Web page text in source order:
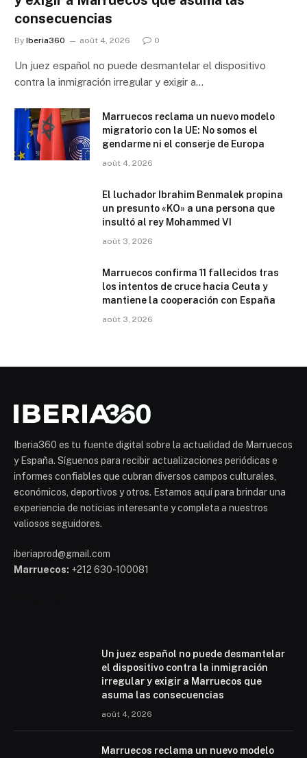
consecuencias
By Iberia360 août 4, 2026 0
Un juez español no puede desmantelar el dispositivo
contra la inmigración irregular y exigir a…
Marruecos reclama un nuevo modelo
migratorio con la UE: No somos el
gendarme ni el conserje de Europa
août 4, 2026
El luchador Ibrahim Benmalek propina
un presunto «KO» a una persona que
insultó al rey Mohammed VI
août 3, 2026
Marruecos confirma 11 fallecidos tras
los intentos de cruce hacia Ceuta y
mantiene la cooperación con España
août 3, 2026
Iberia360 es tu fuente digital sobre la actualidad de Marruecos
y España. Síguenos para recibir actualizaciones periódicas e
informes confiables que cubran diversos campos culturales,
económicos, deportivos y otros. Estamos aquí para brindar una
experiencia de noticias interesante y completa a nuestros
valiosos seguidores.
iberiaprod@gmail.com
Marruecos: +212 630-100081
Un juez español no puede desmantelar
el dispositivo contra la inmigración
irregular y exigir a Marruecos que
asuma las consecuencias
août 4, 2026
Marruecos reclama un nuevo modelo